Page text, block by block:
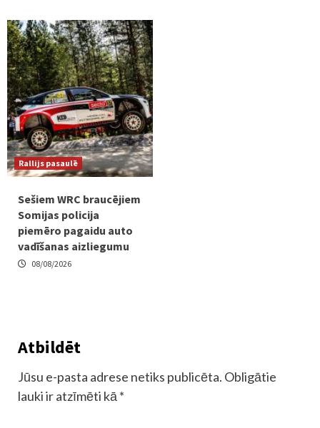
Rallijs pasaulē
Sešiem WRC braucējiem
Somijas policija
piemēro pagaidu auto
vadīšanas aizliegumu
08/08/2026
Atbildēt
Jūsu e-pasta adrese netiks publicēta. Obligātie
lauki ir atzīmēti kā *